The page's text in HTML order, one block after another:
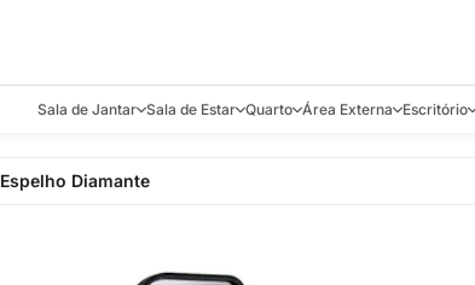
Sala de Jantar
Carrinhos de Bar, Chá e
Sala de Estar
Mesas Laterais e de Apoio
Quarto Área Externa Escritório
Espelho Diamante